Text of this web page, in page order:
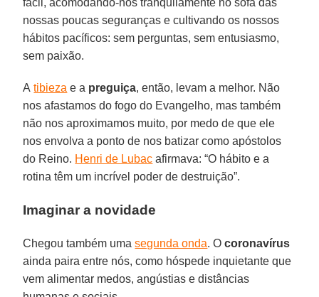
nossas poucas seguranças e cultivando os nossos
hábitos pacíficos: sem perguntas, sem entusiasmo,
sem paixão.
Atibieza e a preguiça, então, levam a melhor. Não
nos afastamos do fogo do Evangelho, mas também
não nos aproximamos muito, por medo de que ele
nos envolva a ponto de nos batizar como apóstolos
do Reino. Henri de Lubac afirmava: “O hábito e a
rotina têm um incrível poder de destruição”.
Imaginar a novidade
Chegou também umasegunda onda. Ocoronavírus
ainda paira entre nós, como hóspede inquietante que
vem alimentar medos, angústias e distâncias